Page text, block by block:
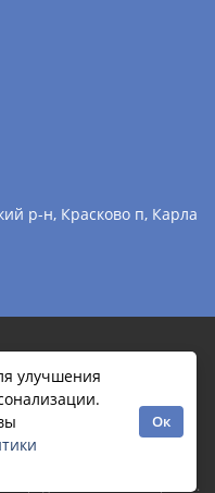
р-н, Красково п, Карла
офертой и может
указаны
на момент
на использование
данных в целях
статистических
релевантной
предпочтений и интересов.
улучшения
Ок